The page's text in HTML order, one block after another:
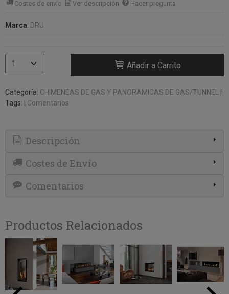
Costes de envío Ver descripción Hacer pregunta
Marca: DRU
Añadir a Carrito
Categoría: CHIMENEAS DE GAS Y PANORAMICAS DE GAS/TUNNEL
Tags:
Comentarios
Descripción
Costes de Envío
Comentarios
Productos Relacionados